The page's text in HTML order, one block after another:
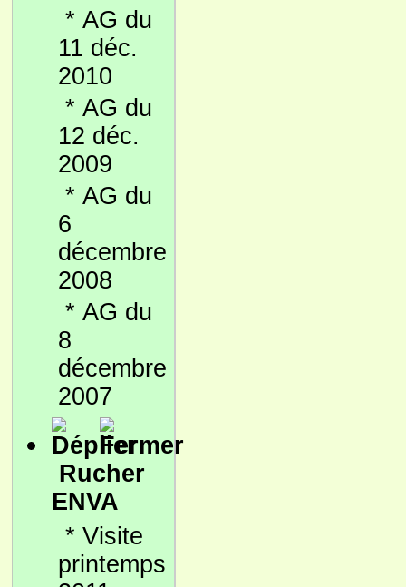
* AG du
11 déc.
2010
* AG du
12 déc.
2009
* AG du
6
décembre
2008
* AG du
8
décembre
2007
Rucher
ENVA
* Visite
printemps